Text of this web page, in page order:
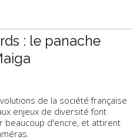
: le panache
de la société française
enjeux de diversité font
beaucoup d'encre, et attirent